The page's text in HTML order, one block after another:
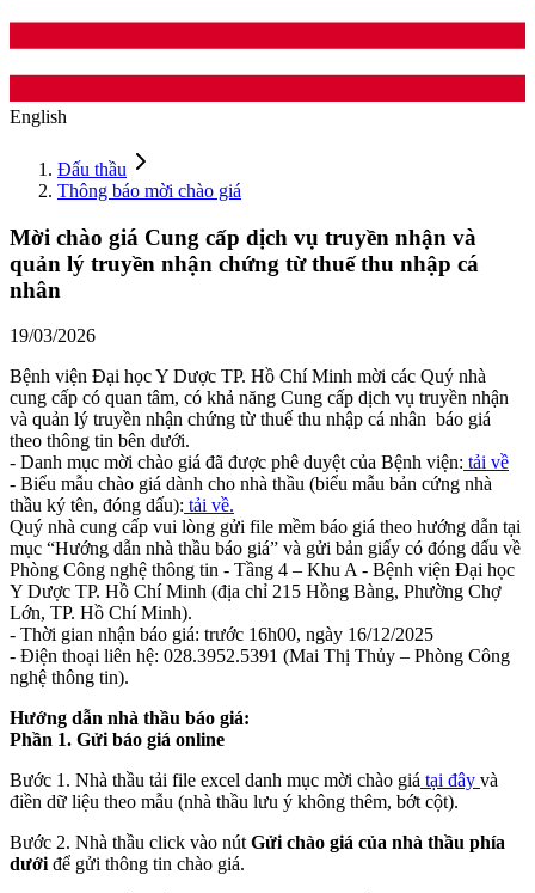
English
Đấu thầu
Thông báo mời chào giá
Mời chào giá Cung cấp dịch vụ truyền nhận và
quản lý truyền nhận chứng từ thuế thu nhập cá
nhân
19/03/2026
Bệnh viện Đại học Y Dược TP. Hồ Chí Minh mời các Quý nhà
cung cấp có quan tâm, có khả năng Cung cấp dịch vụ truyền nhận
và quản lý truyền nhận chứng từ thuế thu nhập cá nhân báo giá
theo thông tin bên dưới.
- Danh mục mời chào giá đã được phê duyệt của Bệnh viện: tải về
- Biểu mẫu chào giá dành cho nhà thầu (biểu mẫu bản cứng nhà
thầu ký tên, đóng dấu): tải về.
Quý nhà cung cấp vui lòng gửi file mềm báo giá theo hướng dẫn tại
mục “Hướng dẫn nhà thầu báo giá” và gửi bản giấy có đóng dấu về
Phòng Công nghệ thông tin - Tầng 4 – Khu A - Bệnh viện Đại học
Y Dược TP. Hồ Chí Minh (địa chỉ 215 Hồng Bàng, Phường Chợ
Lớn, TP. Hồ Chí Minh).
- Thời gian nhận báo giá: trước 16h00, ngày 16/12/2025
- Điện thoại liên hệ: 028.3952.5391 (Mai Thị Thủy – Phòng Công
nghệ thông tin).
Hướng dẫn nhà thầu báo giá:
Phần 1. Gửi báo giá online
Bước 1. Nhà thầu tải file excel danh mục mời chào giá tại đây và
điền dữ liệu theo mẫu (nhà thầu lưu ý không thêm, bớt cột).
Bước 2. Nhà thầu click vào nútGửi chào giá của nhà thầu phía
dướiđể gửi thông tin chào giá.